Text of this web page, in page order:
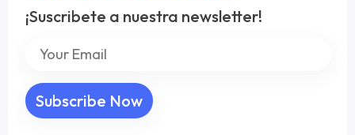
¡Suscribete a nuestra newsletter!